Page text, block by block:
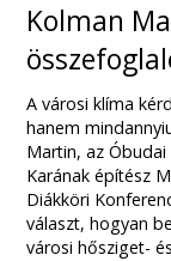
Kolman
A városi klíma
hanem
Martin, az
Karának építész
Diákköri
választ, hogyan
városi hősziget-